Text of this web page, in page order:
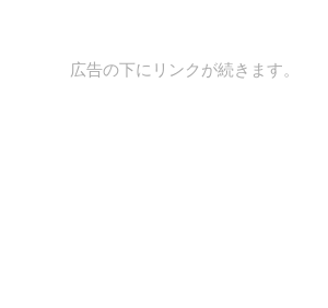
広告の下にリンクが続きます。